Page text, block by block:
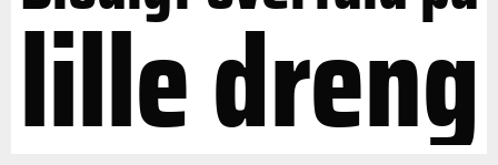
lille dreng